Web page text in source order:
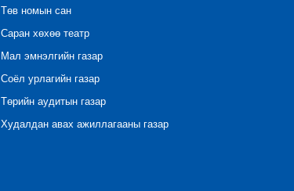
Төв номын сан
Саран хөхөө театр
Мал эмнэлгийн газар
Соёл урлагийн газар
Төрийн аудитын газар
Худалдан авах ажиллагааны газар